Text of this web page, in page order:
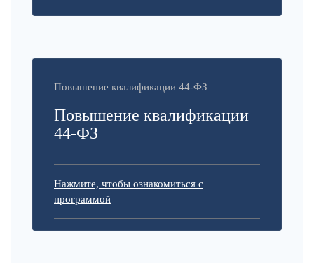
Повышение квалификации 44-ФЗ
Повышение квалификации
44-ФЗ
Нажмите, чтобы ознакомиться с
программой